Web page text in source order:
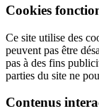
Cookies
Ce site utilise des
peuvent pas être
pas à des fins
parties du site ne
Contenus